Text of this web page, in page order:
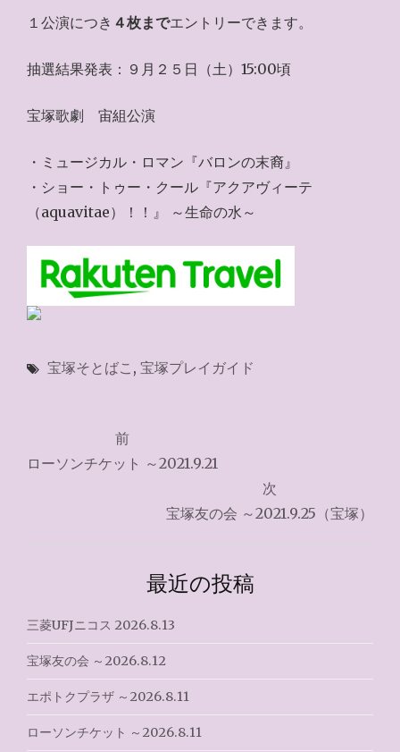
１公演につき ４枚までエントリーできます。
抽選結果発表：９月２５日（土）15:00頃
宝塚歌劇 宙組公演
・ミュージカル・ロマン『バロンの末裔』
・ショー・トゥー・クール『アクアヴィーテ
（aquavitae）！！』 ～生命の水～
宝塚そとばこ , 宝塚プレイガイド
稿
シ
ョ
ン
前
ローソンチケット ～2021.9.21
次
宝塚友の会 ～2021.9.25（宝塚）
最近の投稿
三菱UFJニコス 2026.8.13
宝塚友の会 ～2026.8.12
エポトクプラザ ～2026.8.11
ローソンチケット ～2026.8.11